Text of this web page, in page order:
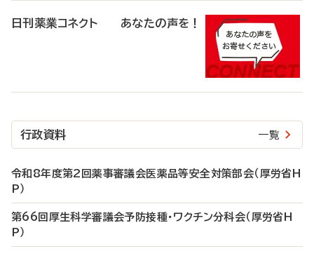
日刊薬業コネクト あなたの声を！
行政資料 一覧
令和8年度第2回薬事審議会医薬品等安全対策部会（厚労省H
P）
第66回厚生科学審議会予防接種・ワクチン分科会（厚労省H
P）